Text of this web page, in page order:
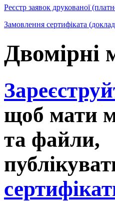
Реєстр заявок друкованої
Замовлення сертифіката
Двомірні
щоб мати
та файли,